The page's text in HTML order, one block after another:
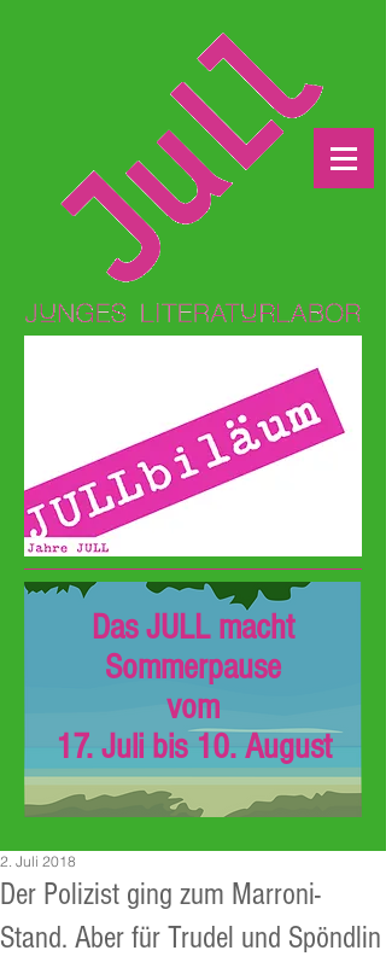
Das JULL macht
Sommerpause
vom
17. Juli bis 10. August
Der Polizist ging zum Marroni-
Stand. Aber für Trudel und Spöndlin
2. Juli 2018